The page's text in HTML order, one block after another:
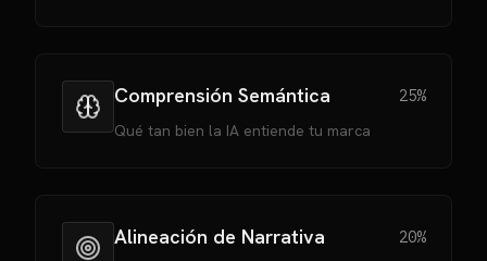
Comprensión Semántica
25%
Qué tan bien la IA entiende tu marca
Alineación de Narrativa
20%